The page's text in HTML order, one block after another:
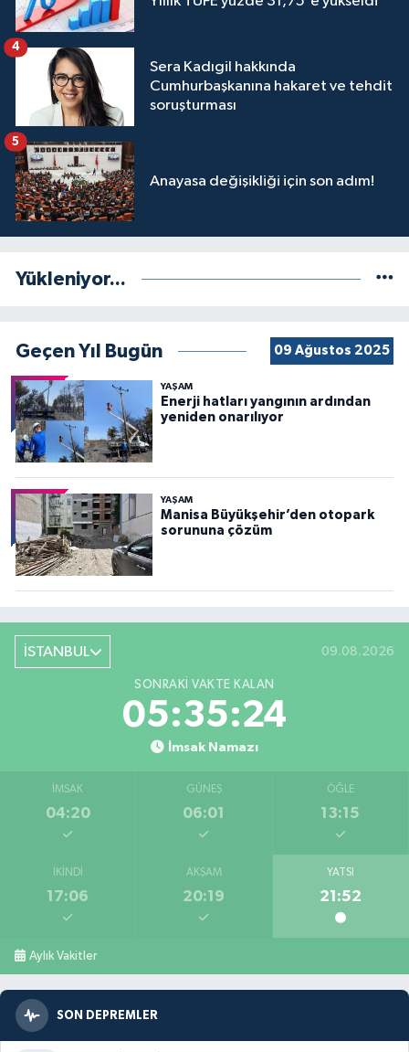
Sera Kadıgil hakkında
Cumhurbaşkanına hakaret ve tehdit
soruşturması
4
Anayasa değişikliği için son adım!
5
Yükleniyor...
Geçen Yıl Bugün 09 Ağustos 2025
YAŞAM
Enerji hatları yangının ardından
yeniden onarılıyor
YAŞAM
Manisa Büyükşehir’den otopark
sorununa çözüm
İSTANBUL 09.08.2026
SONRAKI VAKTE KALAN
05:35:22
İmsak Namazı
İMSAK
04:20
GÜNEŞ
06:01
ÖĞLE
13:15
İKINDI
17:06
AKŞAM
20:19
YATSI
21:52
Aylık Vakitler
SON DEPREMLER